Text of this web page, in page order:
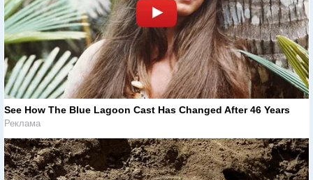
See How The Blue Lagoon Cast Has Changed After 46 Years
Реклама